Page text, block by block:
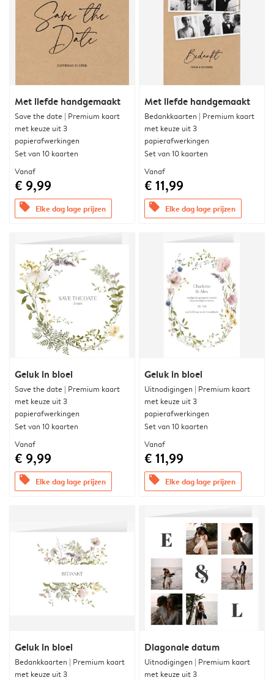
Met liefde handgemaakt
Save the date | Premium kaart
met keuze uit 3
papierafwerkingen
Set van 10 kaarten
Vanaf
€ 9,99
offers Elke dag lage prijzen
Met liefde handgemaakt
Bedankkaarten | Premium kaart
met keuze uit 3
papierafwerkingen
Set van 10 kaarten
Vanaf
€ 11,99
offers Elke dag lage prijzen
Geluk in bloei
Save the date | Premium kaart
met keuze uit 3
papierafwerkingen
Set van 10 kaarten
Vanaf
€ 9,99
offers Elke dag lage prijzen
Geluk in bloei
Uitnodigingen | Premium kaart
met keuze uit 3
papierafwerkingen
Set van 10 kaarten
Vanaf
€ 11,99
offers Elke dag lage prijzen
Geluk in bloei
Bedankkaarten | Premium kaart
met keuze uit 3
Diagonale datum
Uitnodigingen | Premium kaart
met keuze uit 3